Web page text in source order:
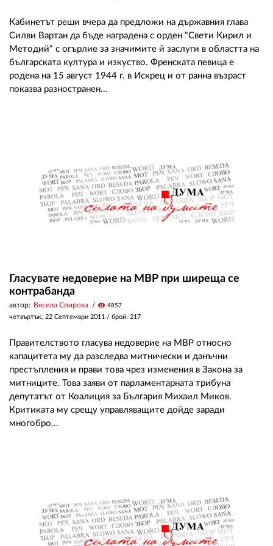
Кабинетът реши вчера да предложи на държавния глава
Силви Вартан да бъде наградена с орден "Свети Кирил и
Методий" с огърлие за значимите й заслуги в областта на
българската култура и изкуство. Френската певица е
родена на 15 август 1944 г. в Искрец и от ранна възраст
показва разностранен...
Гласувате недоверие на МВР при ширеща се
контрабанда
автор: Весела Спирова visibility 4857
четвъртък, 22 Септември 2011 / брой: 217
Правителството гласува недоверие на МВР относно
капацитета му да разследва митнически и данъчни
престъпления и прави това чрез изменения в Закона за
митниците. Това заяви от парламентарната трибуна
депутатът от Коалиция за България Михаил Миков.
Критиката му срещу управляващите дойде заради
многобро...